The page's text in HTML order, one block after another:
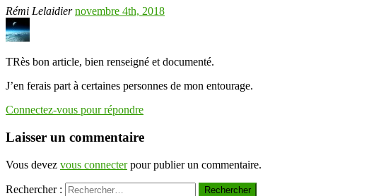
Rémi Lelaidier novembre 4th, 2018
TRès bon article, bien renseigné et documenté.
J’en ferais part à certaines personnes de mon entourage.
Connectez-vous pour répondre
Laisser un commentaire
Vous devez vous connecterpour publier un commentaire.
Rechercher :